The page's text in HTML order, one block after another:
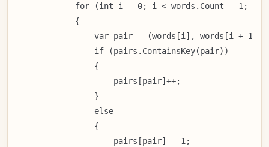
for (int i = 0; i < words.Count - 1;
            {
                var pair = (words[i], words[i + 1]);
                if (pairs.ContainsKey(pair))
                {
                    pairs[pair]++;
                }
                else
                {
                    pairs[pair] = 1;